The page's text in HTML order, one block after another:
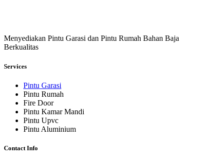
Menyediakan Pintu Garasi dan Pintu Rumah Bahan Baja
Berkualitas
Services
Pintu Garasi
Pintu Rumah
Fire Door
Pintu Kamar Mandi
Pintu Upvc
Pintu Aluminium
Contact Info